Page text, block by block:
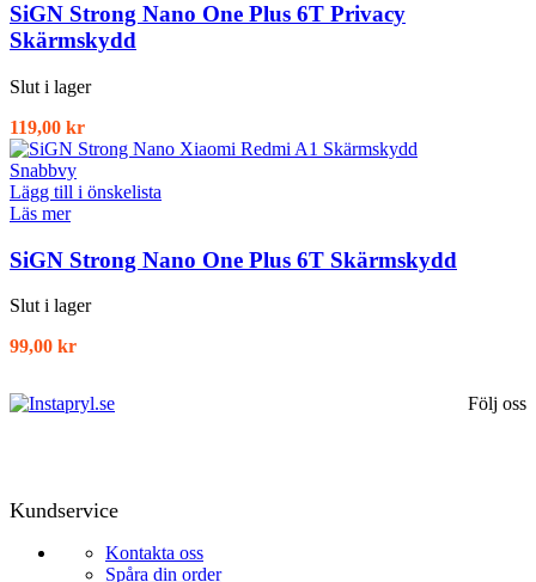
SiGN Strong Nano One Plus 6T Privacy
Skärmskydd
Slut i lager
119,00 kr
Snabbvy
Lägg till i önskelista
Läs mer
SiGN Strong Nano One Plus 6T Skärmskydd
Slut i lager
99,00 kr
Följ oss
Kundservice
Kontakta oss
Spåra din order